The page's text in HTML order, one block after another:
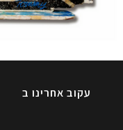
עקוב אחרינו ב